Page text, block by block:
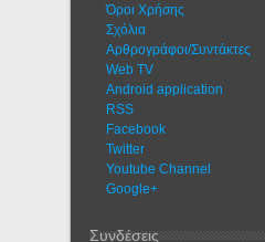
Όροι Χρήσης
Σχόλια
Αρθρογράφοι/Συντάκτες
Web TV
Android application
RSS
Facebook
Twitter
Youtube Channel
Google+
Συνδέσεις